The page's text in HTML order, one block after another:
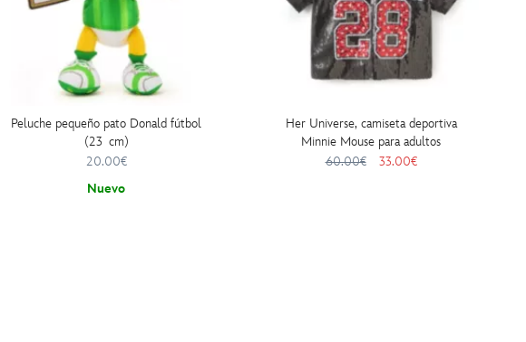
Peluche pequeño pato Donald fútbol
(23 cm)
20.00€
Nuevo
Her Universe, camiseta deportiva
Minnie Mouse para adultos
60.00€
33.00€